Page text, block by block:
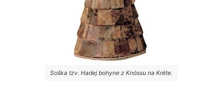
Soška tzv. Hadej bohyne z Knóssu na Kréte.